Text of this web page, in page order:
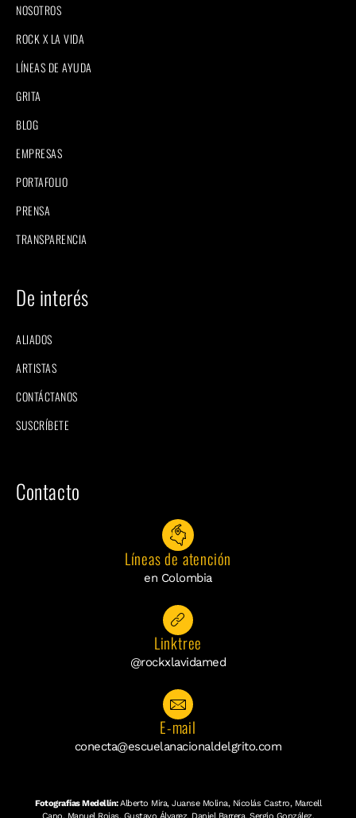
NOSOTROS
ROCK X LA VIDA
LÍNEAS DE AYUDA
GRITA
BLOG
EMPRESAS
PORTAFOLIO
PRENSA
TRANSPARENCIA
De interés
ALIADOS
ARTISTAS
CONTÁCTANOS
SUSCRÍBETE
Contacto
Líneas de atención
en Colombia
Linktree
@rockxlavidamed
E-mail
conecta@escuelanacionaldelgrito.com
Fotografías Medellín:Alberto Mira, Juanse Molina, Nicolás Castro, Marcell
Cano, Manuel Rojas, Gustavo Álvarez, Daniel Barrera, Sergio González,